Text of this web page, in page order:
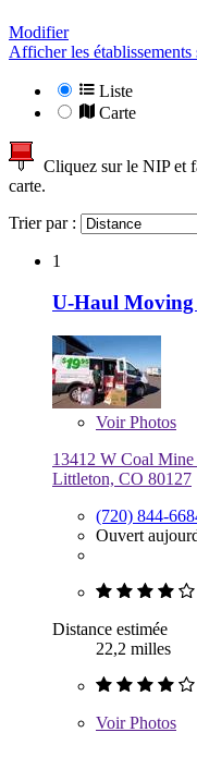
Modifier
Afficher les établissements
Liste
Carte
Cliquez sur le NIP et
carte.
Trier par :
1
U-Haul Moving
VoirPhotos
13412 W Coal Mine
Littleton, CO 80127
(720) 844-
Ouvert
Distance estimée
22,2 milles
VoirPhotos